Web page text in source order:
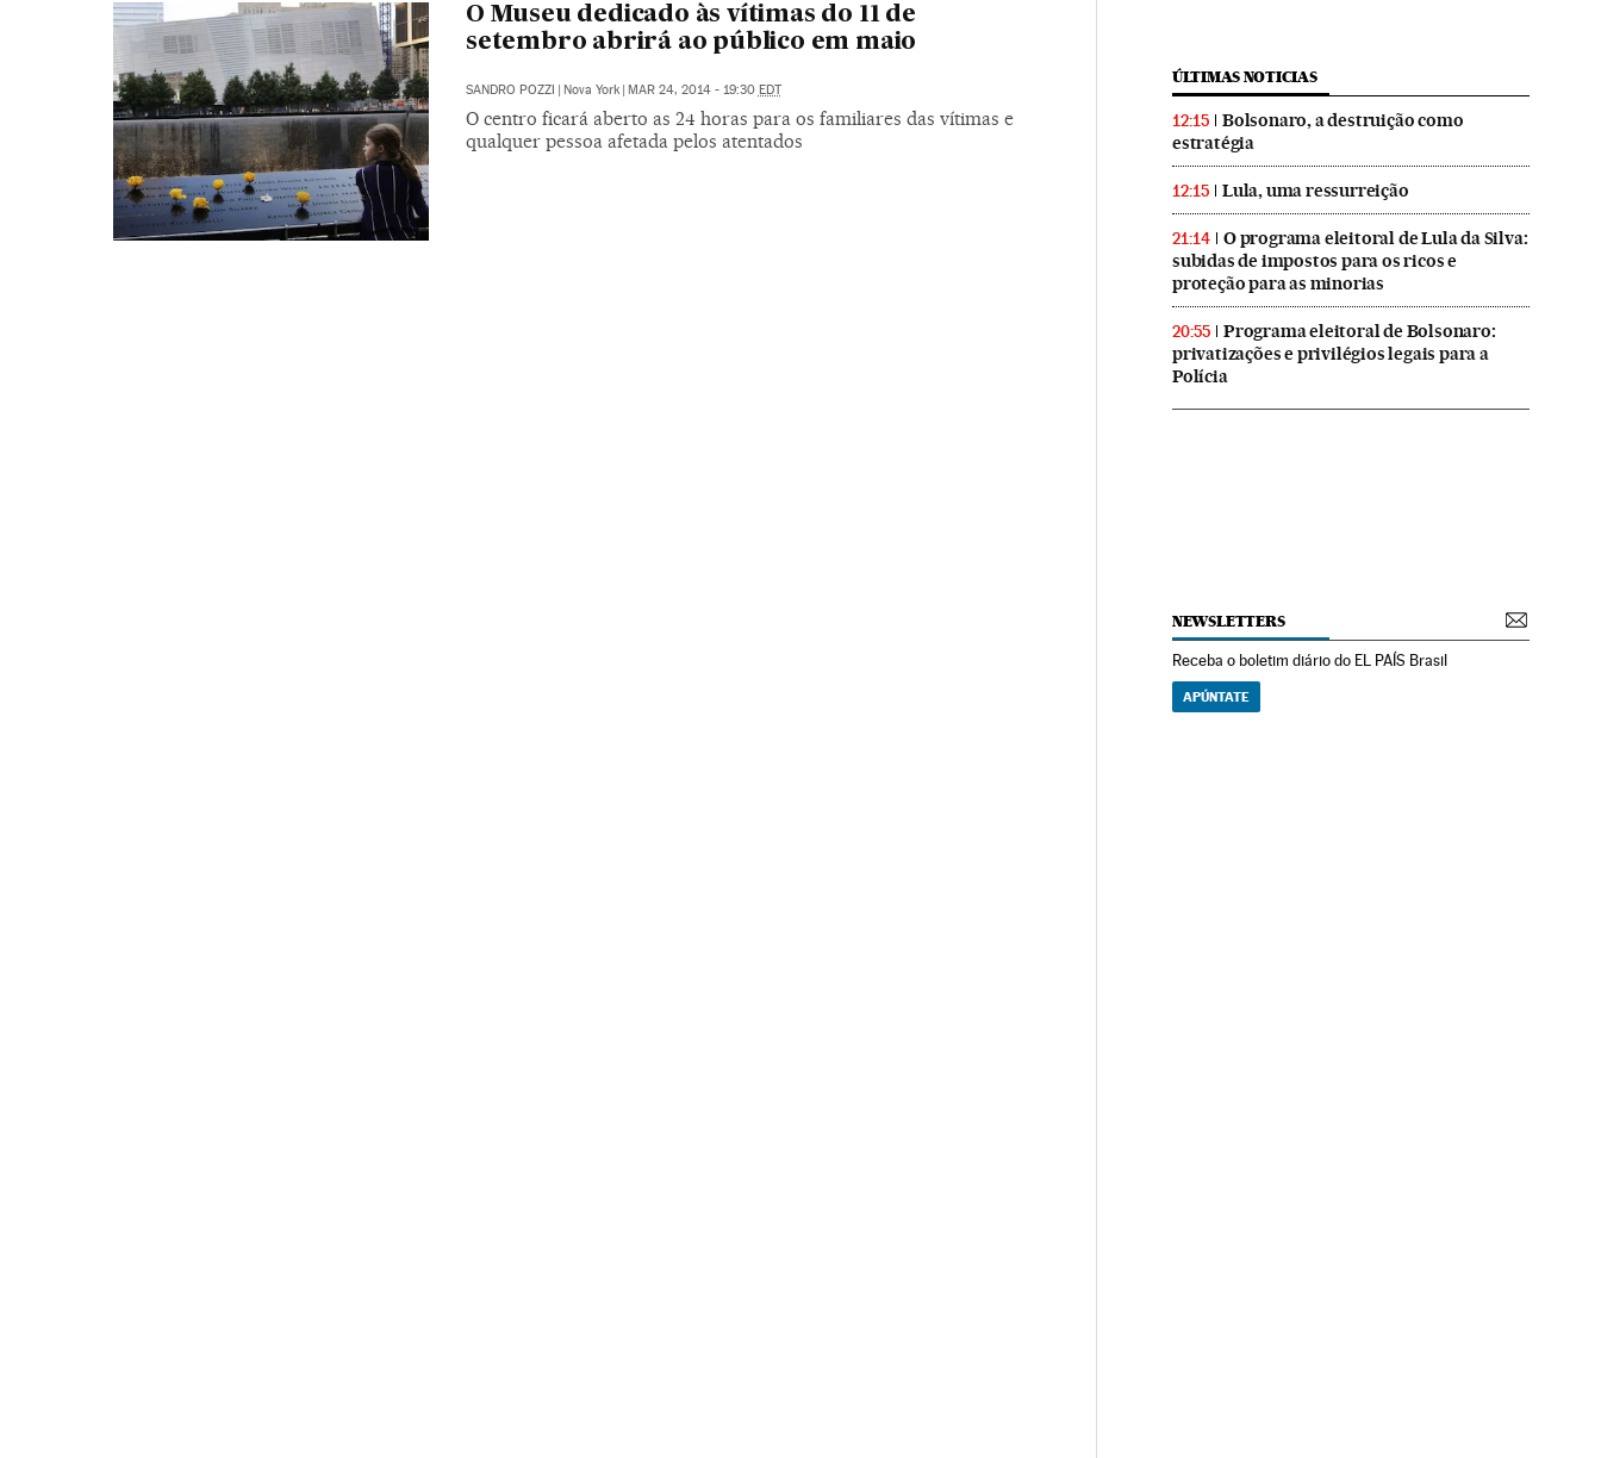
O Museu dedicado às vítimas do 11 de
setembro abrirá ao público em maio
SANDRO POZZI | Nova York | MAR 24, 2014 - 19:30 EDT
O centro ficará aberto as 24 horas para os familiares das vítimas e
qualquer pessoa afetada pelos atentados
ÚLTIMAS NOTICIAS
12:15
Bolsonaro, a destruição como
estratégia
12:15 Lula, uma ressurreição
21:14
O programa eleitoral de Lula da Silva:
subidas de impostos para os ricos e
proteção para as minorias
20:55
Programa eleitoral de Bolsonaro:
privatizações e privilégios legais para a
Polícia
NEWSLETTERS
Receba o boletim diário do EL PAÍS Brasil
APÚNTATE